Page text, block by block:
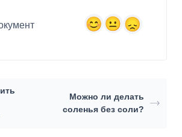
Можно ли делать
соленья без соли?